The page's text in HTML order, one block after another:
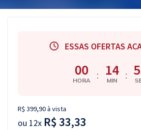
ESSAS OFERTAS
00
HORA : 14
MIN :
R$ 399,90 à vista
ou 12x R$ 33,33